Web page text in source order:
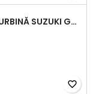
MIEZ CENTRAL TURBINĂ SUZUKI GRAND ESCUDO II 1.9 DDIS TRACȚIUNE INTEGRALĂ - MOTORIZARE 1.9L, 95 KW (129 CP)
favorite_border